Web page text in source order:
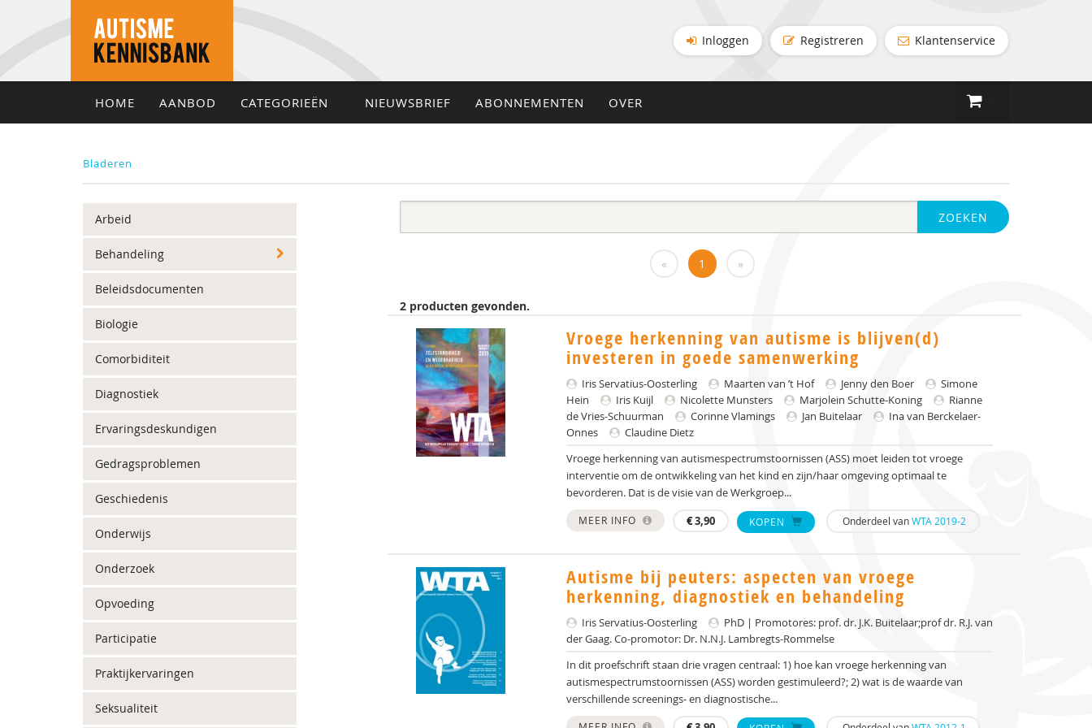
Inloggen Registreren Klantenservice
HOME AANBOD CATEGORIEËN NIEUWSBRIEF ABONNEMENTEN OVER
Bladeren
Arbeid
Behandeling
Beleidsdocumenten
Biologie
Comorbiditeit
Diagnostiek
Ervaringsdeskundigen
Gedragsproblemen
Geschiedenis
Onderwijs
Onderzoek
Opvoeding
Participatie
Praktijkervaringen
Seksualiteit
ZOEKEN
« 1 »
2 producten gevonden.
Vroege herkenning van autisme is blijven(d)
investeren in goede samenwerking
Iris Servatius-Oosterling Maarten van ’t Hof Jenny den Boer
Simone
Hein
Iris Kuijl Nicolette Munsters Marjolein Schutte-Koning
Rianne
de Vries-Schuurman
Corinne Vlamings Jan Buitelaar
Ina van Berckelaer-
Onnes
Claudine Dietz
Vroege herkenning van autismespectrumstoornissen (ASS) moet leiden tot vroege
interventie om de ontwikkeling van het kind en zijn/haar omgeving optimaal te
bevorderen. Dat is de visie van de Werkgroep...
MEER INFO €3,90 KOPEN Onderdeel vanWTA 2019-2
Autisme bij peuters: aspecten van vroege
herkenning, diagnostiek en behandeling
Iris Servatius-Oosterling
PhD | Promotores: prof. dr. J.K. Buitelaar;prof dr. R.J. van
der Gaag. Co-promotor: Dr. N.N.J. Lambregts-Rommelse
In dit proefschrift staan drie vragen centraal: 1) hoe kan vroege herkenning van
autismespectrumstoornissen (ASS) worden gestimuleerd?; 2) wat is de waarde van
verschillende screenings- en diagnostische...